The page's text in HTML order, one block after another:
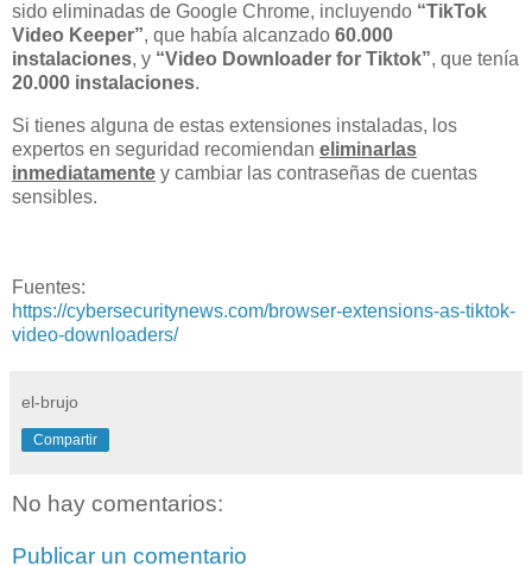
sido eliminadas de Google Chrome, incluyendo “TikTok
Video Keeper”, que había alcanzado 60.000
instalaciones, y “Video Downloader for Tiktok”, que tenía
20.000 instalaciones.
Si tienes alguna de estas extensiones instaladas, los
expertos en seguridad recomiendan eliminarlas
inmediatamente y cambiar las contraseñas de cuentas
sensibles.
Fuentes:
https://cybersecuritynews.com/browser-extensions-as-tiktok-
video-downloaders/
el-brujo
Compartir
No hay comentarios:
Publicar un comentario